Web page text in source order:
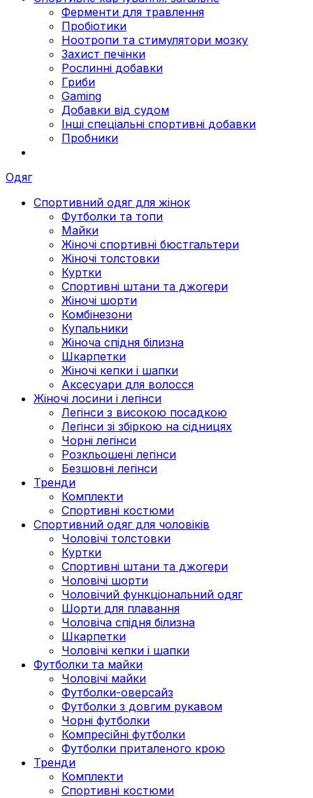
Ферменти для травлення
Пробіотики
Ноотропи та стимулятори мозку
Захист печінки
Рослинні добавки
Гриби
Gaming
Добавки від судом
Інші спеціальні спортивні добавки
Пробники
Одяг
Спортивний одяг для жінок
Футболки та топи
Майки
Жіночі спортивні бюстгальтери
Жіночі толстовки
Куртки
Спортивні штани та джогери
Жіночі шорти
Комбінезони
Купальники
Жіноча спідня білизна
Шкарпетки
Жіночі кепки і шапки
Аксесуари для волосся
Жіночі лосини і легінси
Легінси з високою посадкою
Легінси зі збіркою на сідницях
Чорні легінси
Розкльошені легінси
Безшовні легінси
Тренди
Комплекти
Спортивні костюми
Спортивний одяг для чоловіків
Чоловічі толстовки
Куртки
Спортивні штани та джогери
Чоловічі шорти
Чоловічий функціональний одяг
Шорти для плавання
Чоловіча спідня білизна
Шкарпетки
Чоловічі кепки і шапки
Футболки та майки
Чоловічі майки
Футболки-оверсайз
Футболки з довгим рукавом
Чорні футболки
Компресійні футболки
Футболки приталеного крою
Тренди
Комплекти
Спортивні костюми